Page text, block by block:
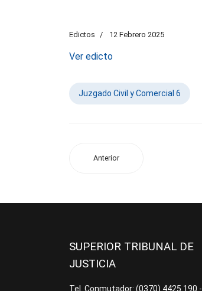
Edictos 12 Febrero 2025
Ver edicto
Juzgado Civil y Comercial 6
Anterior
SUPERIOR TRIBUNAL DE
JUSTICIA
Tel. Conmutador: (0370) 4425.190 -